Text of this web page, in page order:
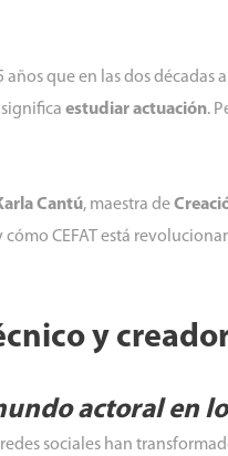
que en las dos
estudiar actuación.
Cantú, maestra de
CEFAT está
y
actoral en
sociales han